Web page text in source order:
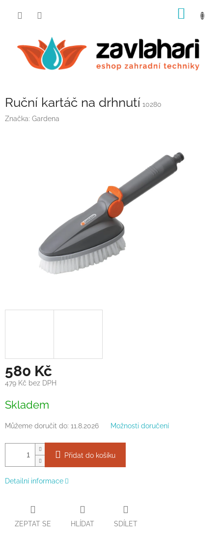
Ruční kartáč na drhnutí 10280
Značka: Gardena
580 Kč
479 Kč bez DPH
cena:
Skladem
Můžeme doručit do: 11.8.2026 Možnosti doručení
Přidat do košíku
Detailní informace
ZEPTAT SE HLÍDAT SDÍLET